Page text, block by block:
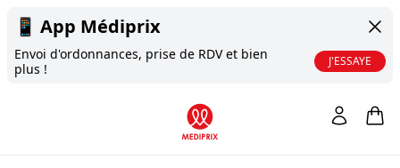
📱 App Médiprix
Envoi d'ordonnances, prise de RDV et bien
plus !
J'ESSAYE